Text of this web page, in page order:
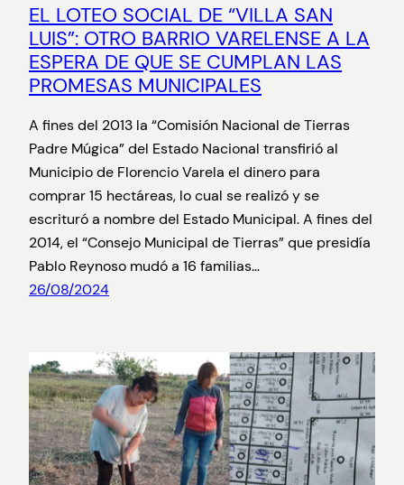
EL LOTEO SOCIAL DE “VILLA SAN
LUIS”: OTRO BARRIO VARELENSE A LA
ESPERA DE QUE SE CUMPLAN LAS
PROMESAS MUNICIPALES
A fines del 2013 la “Comisión Nacional de Tierras
Padre Múgica” del Estado Nacional transfirió al
Municipio de Florencio Varela el dinero para
comprar 15 hectáreas, lo cual se realizó y se
escrituró a nombre del Estado Municipal. A fines del
2014, el “Consejo Municipal de Tierras” que presidía
Pablo Reynoso mudó a 16 familias…
26/08/2024